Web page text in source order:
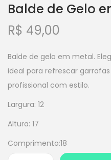
Balde de Gelo
R$ 49,00
Balde de gelo em metal.
ideal para refrescar
profissional com estilo.
Largura: 12
Altura: 17
Comprimento:18